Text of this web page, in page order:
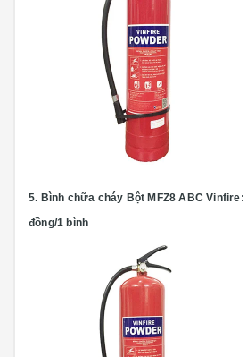
5. Bình chữa cháy Bột MFZ8 ABC Vinfire:
đồng/1 bình